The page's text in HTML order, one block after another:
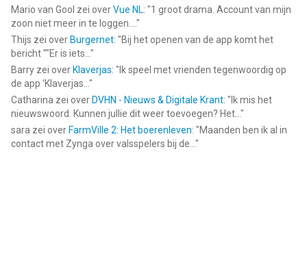
Mario van Gool zei overVue NL: "1 groot drama. Account van mijn
zoon niet meer in te loggen.... "
Thijs zei over Burgernet: "Bij het openen van de app komt het
bericht ""Er is iets... "
Barry zei over Klaverjas: " Ik speel met vrienden tegenwoordig op
de app ‘Klaverjas... "
Catharina zei over DVHN - Nieuws & Digitale Krant: " Ik mis het
nieuwswoord. Kunnen jullie dit weer toevoegen? Het... "
sara zei over FarmVille 2: Het boerenleven: "Maanden ben ik al in
contact met Zynga over valsspelers bij de... "